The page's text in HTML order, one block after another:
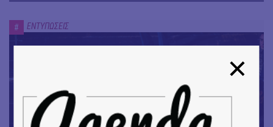
# ΕΝΤΥΠΩΣΕΙΣ